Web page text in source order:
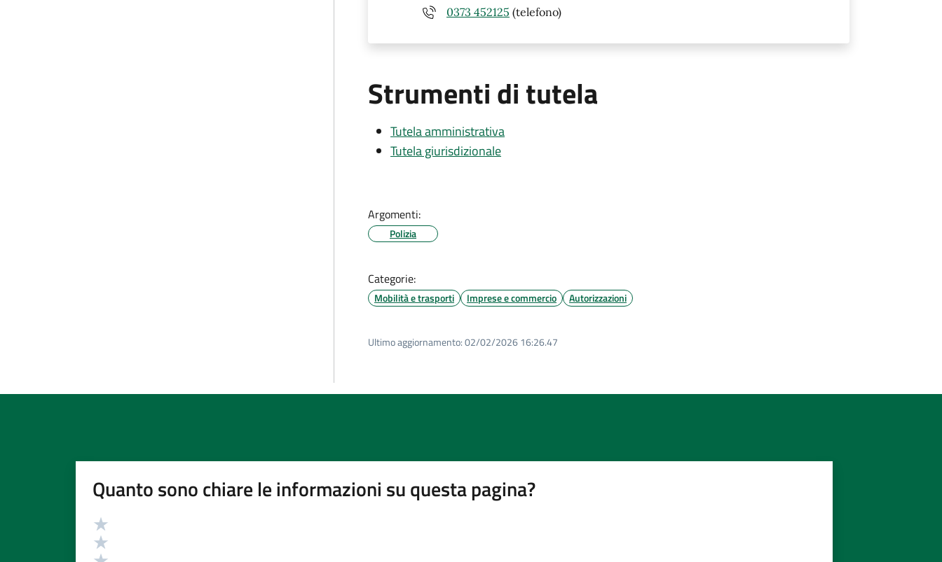
0373 452125 (telefono)
Strumenti di tutela
Tutela amministrativa
Tutela giurisdizionale
Argomenti:
Polizia
Categorie:
Mobilità e trasporti Imprese e commercio Autorizzazioni
Ultimo aggiornamento:02/02/2026 16:26.47
Quanto sono chiare le informazioni su questa pagina?
Valutazione